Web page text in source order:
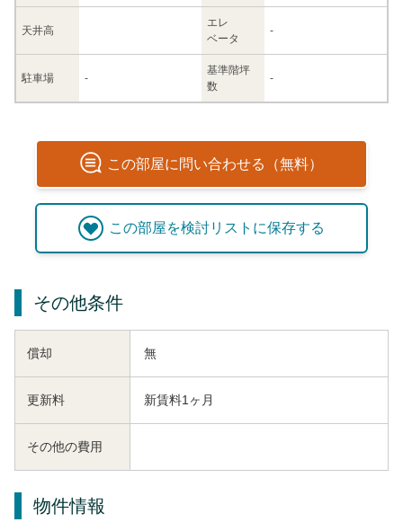
天井高
エレ
ベータ
-
駐車場 -
基準階坪
数
-
この部屋に問い合わせる（無料）
この部屋を検討リストに保存する
その他条件
償却 無
更新料 新賃料1ヶ月
その他の費用
物件情報